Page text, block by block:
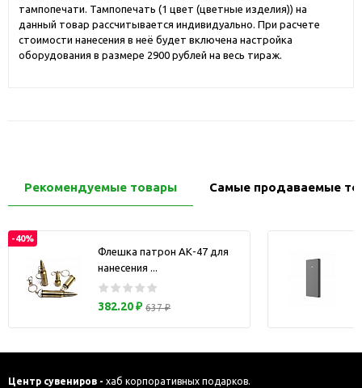
тампопечати. Тампопечать (1 цвет (цветные изделия)) на
данный товар рассчитывается индивидуально. При расчете
стоимости нанесения в неё будет включена настройка
оборудования в размере 2900 рублей на весь тираж.
Рекомендуемые товары Самые продаваемые
-40%
Флешка патрон АК-47 для
нанесения ...
382.20 ₽ 637 ₽
Центр сувениров - хаб корпоративных подарков.